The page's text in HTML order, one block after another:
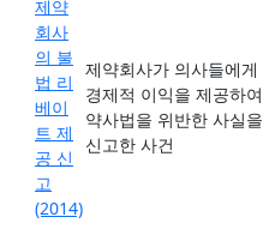
제약
회사
의 불
법 리
베이
트 제
공 신
고
(2014)
제약회사가 의사들에게
경제적 이익을 제공하여
약사법을 위반한 사실을
신고한 사건